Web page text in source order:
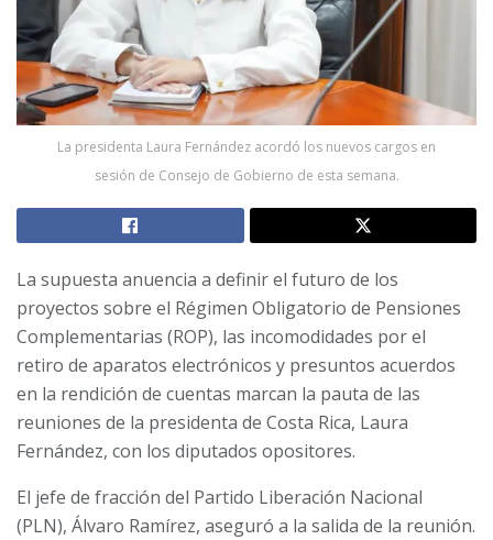
La presidenta Laura Fernández acordó los nuevos cargos en
sesión de Consejo de Gobierno de esta semana.
La supuesta anuencia a definir el futuro de los
proyectos sobre el Régimen Obligatorio de Pensiones
Complementarias (ROP), las incomodidades por el
retiro de aparatos electrónicos y presuntos acuerdos
en la rendición de cuentas marcan la pauta de las
reuniones de la presidenta de Costa Rica, Laura
Fernández, con los diputados opositores.
El jefe de fracción del Partido Liberación Nacional
(PLN), Álvaro Ramírez, aseguró a la salida de la reunión.